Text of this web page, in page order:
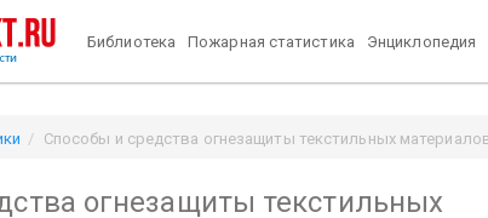
Библиотека Пожарная статистика Энциклопедия
Способы и средства огнезащиты текстильных
огнезащиты текстильных